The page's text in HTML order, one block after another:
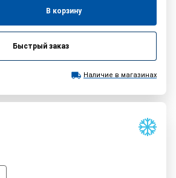
В корзину
Быстрый заказ
Наличие в магазинах